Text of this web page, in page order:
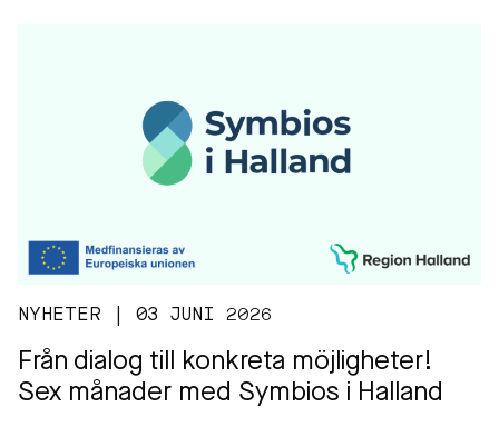
NYHETER | 03 JUNI 2026
Från dialog till konkreta möjligheter!
Sex månader med Symbios i Halland